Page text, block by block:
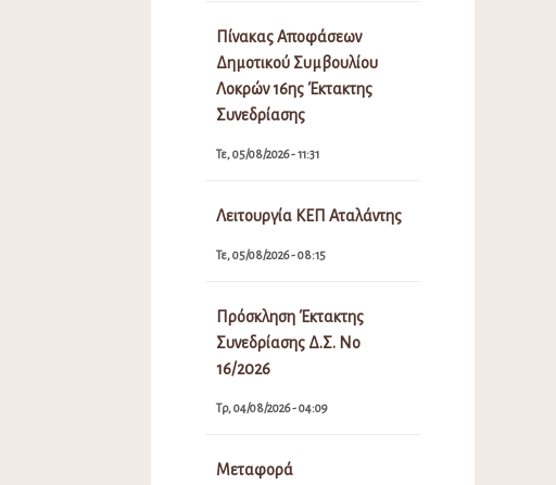
Πίνακας Αποφάσεων
Δημοτικού Συμβουλίου
Λοκρών 16ης Έκτακτης
Συνεδρίασης
Τε, 05/08/2026 - 11:31
Λειτουργία ΚΕΠ Αταλάντης
Τε, 05/08/2026 - 08:15
Πρόσκληση Έκτακτης
Συνεδρίασης Δ.Σ. Νο
16/2026
Τρ, 04/08/2026 - 04:09
Μεταφορά